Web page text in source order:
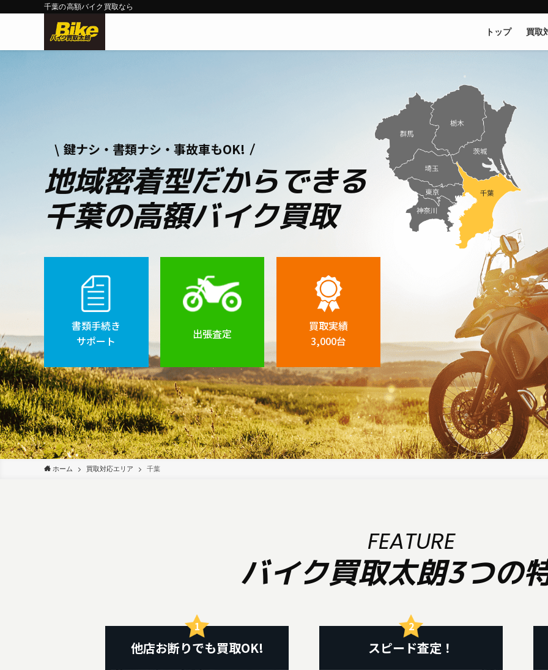
千葉の高額バイク買取なら
トップ 買取
鍵ナシ・書類ナシ・事故車もOK!
地域密着型だからできる
千葉の高額バイク買取
書類手続き
サポート
出張査定
買取実績
3,000台
ホーム 買取対応エリア 千葉
FEATURE
バイク買取太朗3つの
他店お断りでも買取OK! スピード査定！